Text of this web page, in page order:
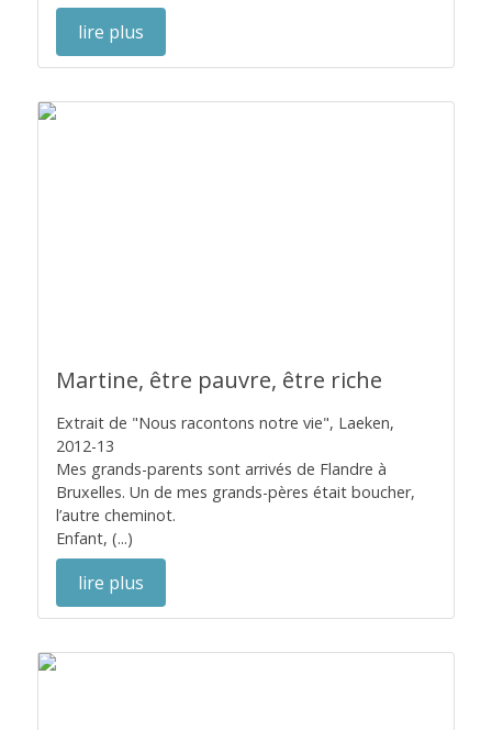
lire plus
Martine, être pauvre, être riche
Extrait de "Nous racontons notre vie", Laeken,
2012-13
Mes grands-parents sont arrivés de Flandre à
Bruxelles. Un de mes grands-pères était boucher,
l’autre cheminot.
Enfant, (...)
lire plus